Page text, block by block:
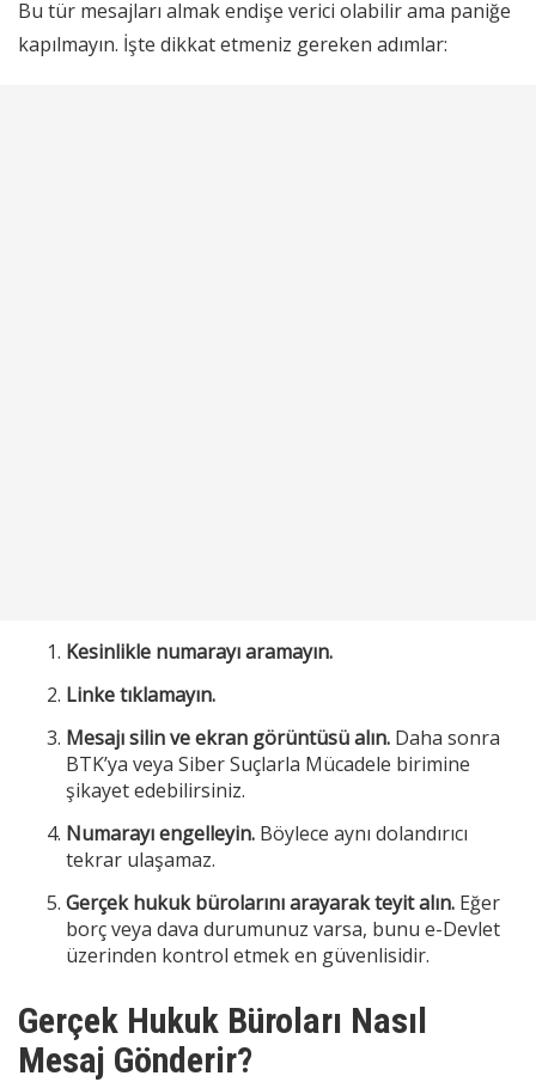
Bu tür mesajları almak endişe verici olabilir ama paniğe
kapılmayın. İşte dikkat etmeniz gereken adımlar:
Kesinlikle numarayı aramayın.
Linke tıklamayın.
Mesajı silin ve ekran görüntüsü alın. Daha sonra
BTK’ya veya Siber Suçlarla Mücadele birimine
şikayet edebilirsiniz.
Numarayı engelleyin. Böylece aynı dolandırıcı
tekrar ulaşamaz.
Gerçek hukuk bürolarını arayarak teyit alın. Eğer
borç veya dava durumunuz varsa, bunu e-Devlet
üzerinden kontrol etmek en güvenlisidir.
Gerçek Hukuk Büroları Nasıl
Mesaj Gönderir?